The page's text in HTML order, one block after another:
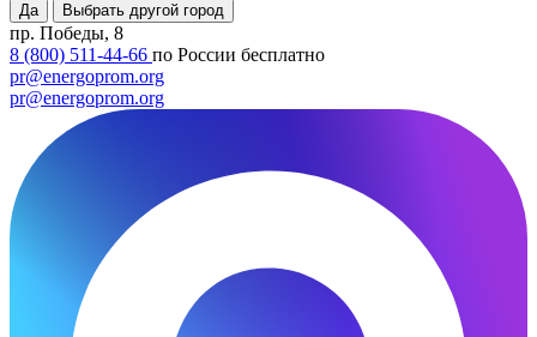
Да Выбрать другой город
пр. Победы, 8
8 (800) 511-44-66 по России бесплатно
pr@energoprom.org
pr@energoprom.org